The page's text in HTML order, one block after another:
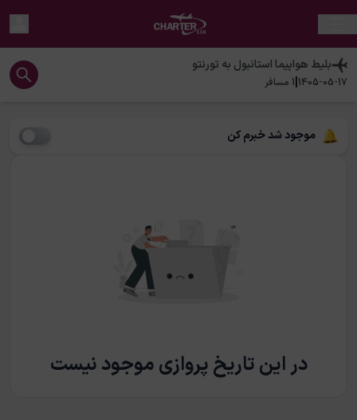
بلیط هواپیمااستانبول به تورنتو
1405-05-17
|
1 مسافر
موجود شد خبرم کن
در این تاریخ پروازی موجود نیست